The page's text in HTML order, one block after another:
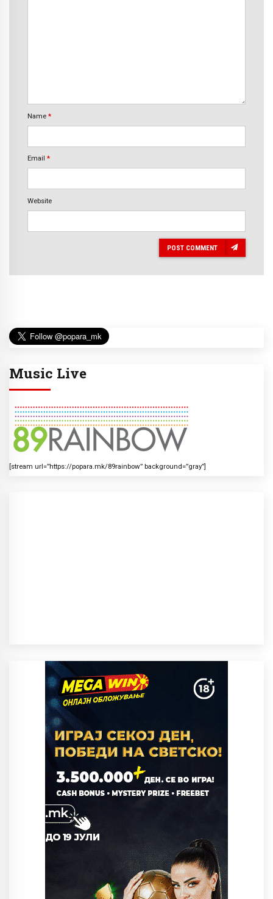
Name *
Email *
Website
POST COMMENT
Music Live
[stream url=”https://popara.mk/89rainbow” background=”gray”]